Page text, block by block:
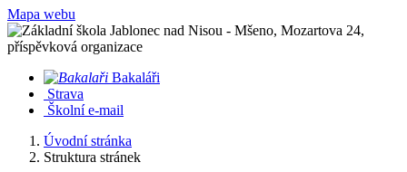
Mapa webu
Bakaláři
Strava
Školní e-mail
Úvodní stránka
Struktura stránek